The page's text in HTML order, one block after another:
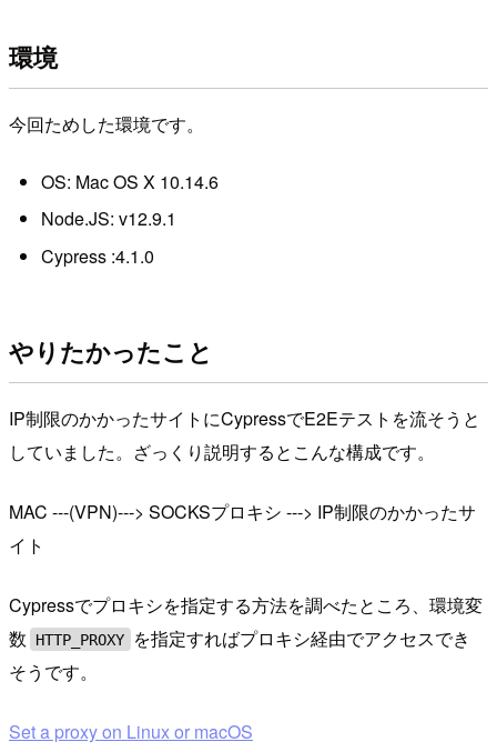
環境
今回ためした環境です。
OS: Mac OS X 10.14.6
Node.JS: v12.9.1
Cypress :4.1.0
やりたかったこと
IP制限のかかったサイトにCypressでE2Eテストを流そうと
していました。ざっくり説明するとこんな構成です。
MAC ---(VPN)---> SOCKSプロキシ ---> IP制限のかかったサ
イト
Cypressでプロキシを指定する方法を調べたところ、環境変
数
HTTP_PROXY
を指定すればプロキシ経由でアクセスでき
そうです。
Set a proxy on Linux or macOS